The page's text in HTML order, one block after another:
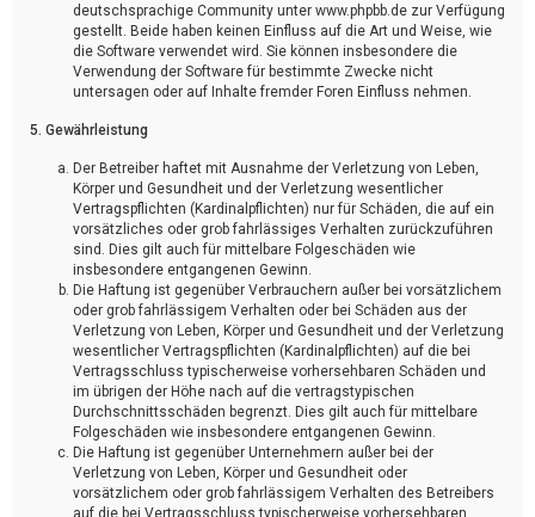
deutschsprachige Community unter www.phpbb.de zur Verfügung
gestellt. Beide haben keinen Einfluss auf die Art und Weise, wie
die Software verwendet wird. Sie können insbesondere die
Verwendung der Software für bestimmte Zwecke nicht
untersagen oder auf Inhalte fremder Foren Einfluss nehmen.
5. Gewährleistung
Der Betreiber haftet mit Ausnahme der Verletzung von Leben,
Körper und Gesundheit und der Verletzung wesentlicher
Vertragspflichten (Kardinalpflichten) nur für Schäden, die auf ein
vorsätzliches oder grob fahrlässiges Verhalten zurückzuführen
sind. Dies gilt auch für mittelbare Folgeschäden wie
insbesondere entgangenen Gewinn.
Die Haftung ist gegenüber Verbrauchern außer bei vorsätzlichem
oder grob fahrlässigem Verhalten oder bei Schäden aus der
Verletzung von Leben, Körper und Gesundheit und der Verletzung
wesentlicher Vertragspflichten (Kardinalpflichten) auf die bei
Vertragsschluss typischerweise vorhersehbaren Schäden und
im übrigen der Höhe nach auf die vertragstypischen
Durchschnittsschäden begrenzt. Dies gilt auch für mittelbare
Folgeschäden wie insbesondere entgangenen Gewinn.
Die Haftung ist gegenüber Unternehmern außer bei der
Verletzung von Leben, Körper und Gesundheit oder
vorsätzlichem oder grob fahrlässigem Verhalten des Betreibers
auf die bei Vertragsschluss typischerweise vorhersehbaren